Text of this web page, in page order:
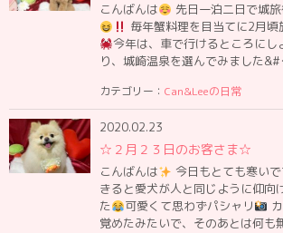
こんばんは
先日一泊二日で城
毎年蟹料理を目当てに2月
今年は、車で行けるところに
り、城崎温泉を選んでみました
カテゴリー： Can&Leeの日常
2020.02.23
☆２月２３日のお客さま☆
こんばんは 今日もとても寒い
きると愛犬が人と同じように仰向
た
可愛くて思わずパシャリ
覚めたみたいで、そのあとは何も